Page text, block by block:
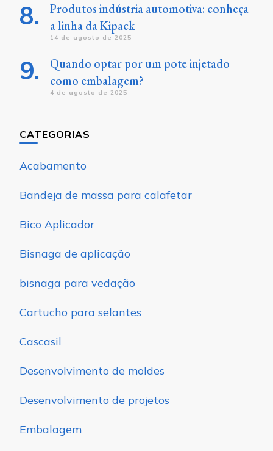
Produtos indústria automotiva: conheça
a linha da Kipack
14 de agosto de 2025
Quando optar por um pote injetado
como embalagem?
4 de agosto de 2025
CATEGORIAS
Acabamento
Bandeja de massa para calafetar
Bico Aplicador
Bisnaga de aplicação
bisnaga para vedação
Cartucho para selantes
Cascasil
Desenvolvimento de moldes
Desenvolvimento de projetos
Embalagem